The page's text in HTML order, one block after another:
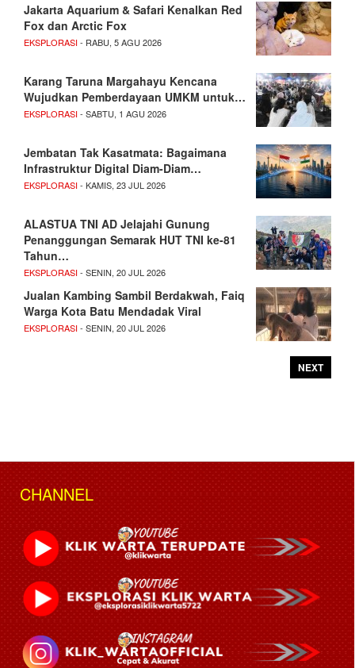
Jakarta Aquarium & Safari Kenalkan Red
Fox dan Arctic Fox
EKSPLORASI- RABU, 5 AGU 2026
Karang Taruna Margahayu Kencana
Wujudkan Pemberdayaan UMKM untuk…
EKSPLORASI- SABTU, 1 AGU 2026
Jembatan Tak Kasatmata: Bagaimana
Infrastruktur Digital Diam-Diam…
EKSPLORASI- KAMIS, 23 JUL 2026
ALASTUA TNI AD Jelajahi Gunung
Penanggungan Semarak HUT TNI ke-81
Tahun…
EKSPLORASI- SENIN, 20 JUL 2026
Jualan Kambing Sambil Berdakwah, Faiq
Warga Kota Batu Mendadak Viral
EKSPLORASI- SENIN, 20 JUL 2026
NEXT
CHANNEL